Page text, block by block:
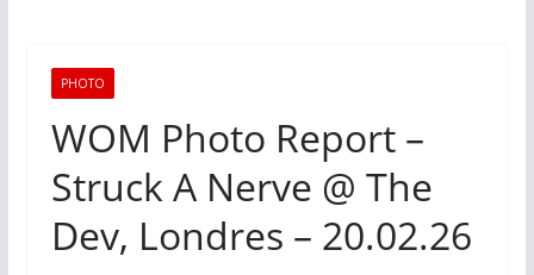
PHOTO
WOM Photo Report –
Struck A Nerve @ The
Dev, Londres – 20.02.26